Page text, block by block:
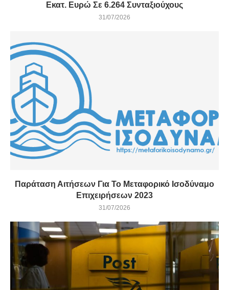
Εκατ. Ευρώ Σε 6.264 Συνταξιούχους
31/07/2026
Παράταση Αιτήσεων Για Το Μεταφορικό Ισοδύναμο
Επιχειρήσεων 2023
31/07/2026